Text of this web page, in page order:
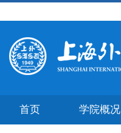
首页 学院概况